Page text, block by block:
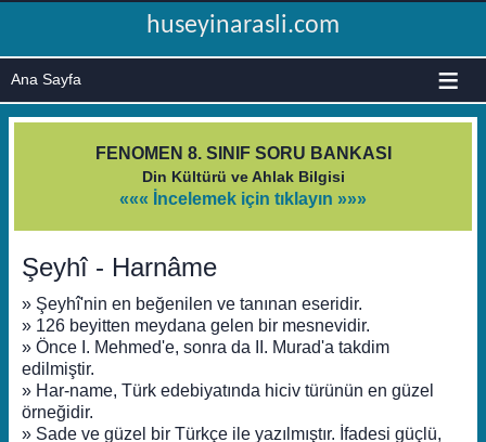
huseyinarasli.com
≡
FENOMEN 8. SINIF SORU BANKASI
Din Kültürü ve Ahlak Bilgisi
««« İncelemek için tıklayın »»»
Şeyhî - Harnâme
» Şeyhî'nin en beğenilen ve tanınan eseridir.
» 126 beyitten meydana gelen bir mesnevidir.
» Önce I. Mehmed'e, sonra da II. Murad'a takdim
edilmiştir.
» Har-name, Türk edebiyatında hiciv türünün en güzel
örneğidir.
» Sade ve güzel bir Türkçe ile yazılmıştır. İfadesi güçlü,